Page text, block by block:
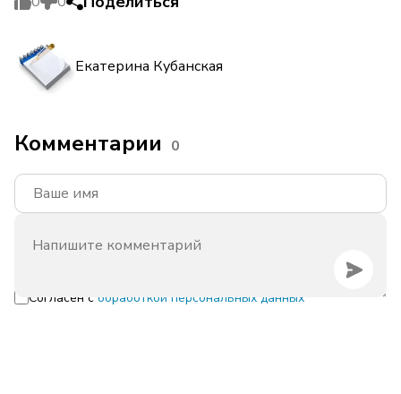
Екатерина Кубанская
Комментарии 0
Согласен с обработкой персональных данных